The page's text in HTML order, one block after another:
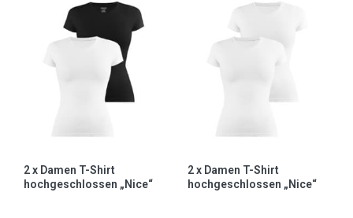
2 x Damen T-Shirt
hochgeschlossen „Nice“
2 x Damen T-Shirt
hochgeschlossen „Nice“